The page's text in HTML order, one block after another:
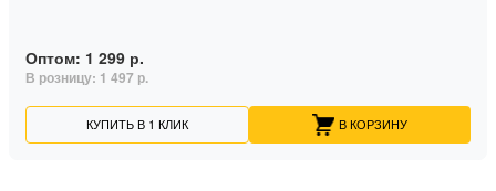
Оптом: 1 299 р.
В розницу: 1 497 р.
КУПИТЬ В 1 КЛИК В КОРЗИНУ